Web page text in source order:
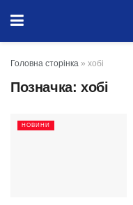
Головна сторінка » хобі
Позначка: хобі
НОВИНИ